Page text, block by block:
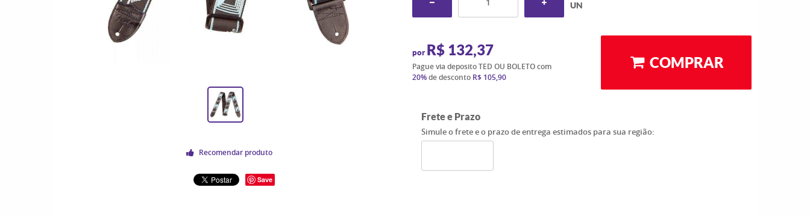
Recomendar produto
Save
UN
por R$ 132,37
Pague via deposito TED OU BOLETO com
20%de desconto R$ 105,90
COMPRAR
Frete e Prazo
Simule o frete e o prazo de entrega estimados para sua região: